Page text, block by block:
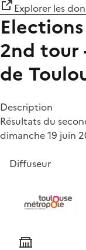
Explorer les
2nd tour
de
Description
Résultats du
dimanche 19 juin
Diffuseur